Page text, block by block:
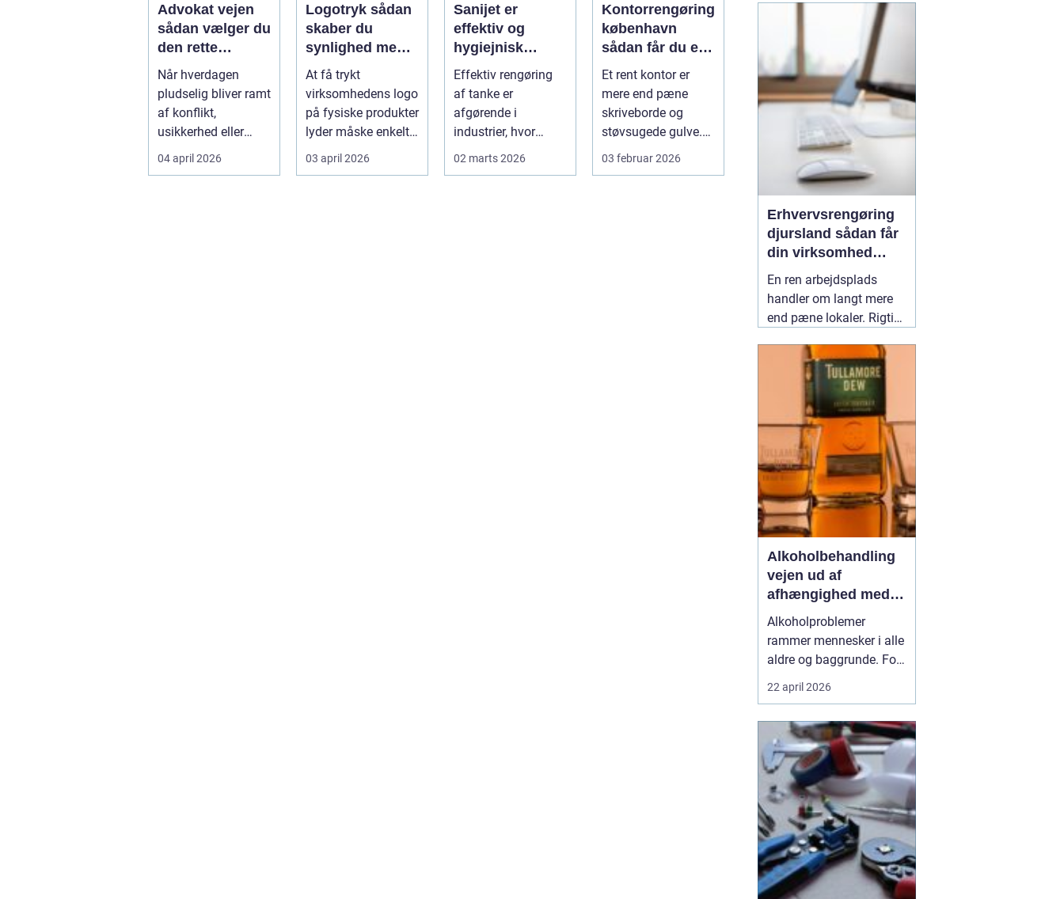
Advokat vejen
sådan vælger du
den rette
juridiske hjælp
lokalt
Når hverdagen
pludselig bliver ramt
af konflikt,
usikkerhed eller
store beslutninger,
kan en lokal a...
04 april 2026
Logotryk sådan
skaber du
synlighed med
simple midler
At få trykt
virksomhedens logo
på fysiske produkter
lyder måske enkelt.
Men gjort rigtigt kan
logotr...
03 april 2026
Sanijet er
effektiv og
hygiejnisk
tankrensning til
krævende
industrier
Effektiv rengøring
af tanke er
afgørende i
industrier, hvor
02 marts 2026
Kontorrengøring
københavn
sådan får du et
sundt og
præsentabelt
arbejdsmiljø
Et rent kontor er
mere end pæne
skriveborde og
støvsugede gulve.
For mange
03 februar 2026
samarbejde, ledelse og
resultater. Når vi forstår
de følelser og relationer,
der drive...
Erhvervsrengøring
djursland sådan får
din virksomhed
mest muligt ud af
rengøringen
En ren arbejdsplads
handler om langt mere
end pæne lokaler. Rigtig
Djursland oplever, at
professionel rengøring
giver ro i hverdagen,
færre sygedage og et
bedre førstehåndsindtryk
over for kunder. Når vi
taler om02 maj 2026
Alkoholbehandling
vejen ud af
afhængighed med
professionel støtte
Alkoholproblemer
rammer mennesker i alle
aldre og baggrunde. For
mange starter det med
hyggedrik på arbejde
langsomt får alkoholen
mere magt over
hverdagen. Når drikkeriet
begynder at styre tanker,
relationer og helbred,
kan
22 april 2026